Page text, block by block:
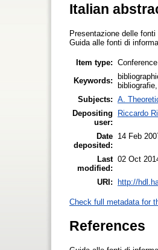
Italian
Presentazione delle
Guida alle fonti di
Item type:
Keywords:
Subjects: A.
Depositing
user:
Riccardo
Date
deposited:
14 Feb
Last
modified:
02 Oct
URI: http://
Check full metadata for
References